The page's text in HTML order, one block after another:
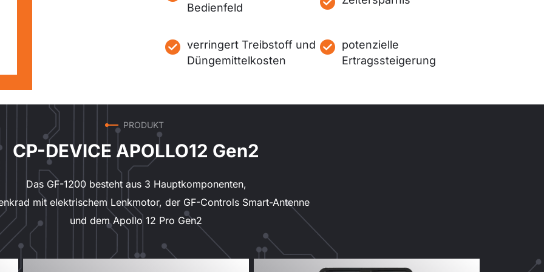
Bedienfeld
verringert Treibstoff und
Düngemittelkosten
potenzielle
Ertragssteigerung
PRODUKT
CP-DEVICE APOLLO12 Gen2
Das GF-1200 besteht aus 3 Hauptkomponenten,
mit elektrischem Lenkmotor, der GF-Controls Smart-Antenne
und dem Apollo 12 Pro Gen2